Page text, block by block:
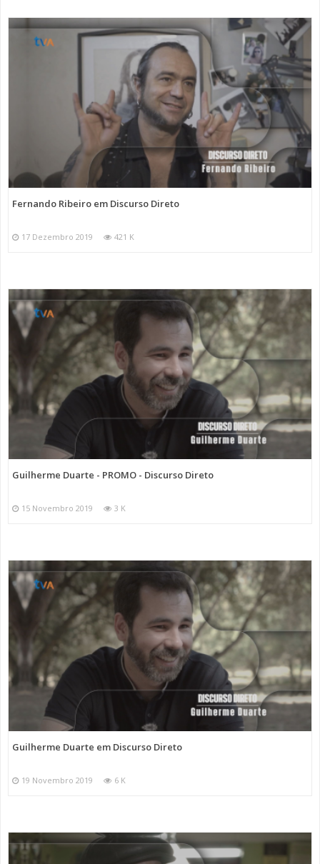
Fernando Ribeiro em Discurso Direto
17 Dezembro 2019 421 K
Guilherme Duarte - PROMO - Discurso Direto
15 Novembro 2019 3 K
Guilherme Duarte em Discurso Direto
19 Novembro 2019 6 K